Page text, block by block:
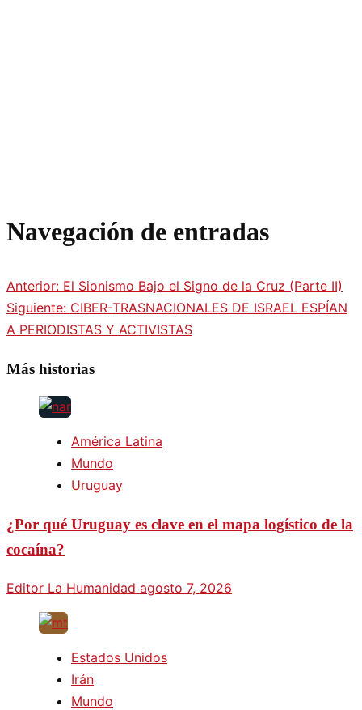
Navegación de entradas
Anterior: El Sionismo Bajo el Signo de la Cruz (Parte II)
Siguiente: CIBER-TRASNACIONALES DE ISRAEL ESPÍAN
A PERIODISTAS Y ACTIVISTAS
Más historias
América Latina
Mundo
Uruguay
¿Por qué Uruguay es clave en el mapa logístico de la
cocaína?
Editor La Humanidad agosto 7, 2026
Estados Unidos
Irán
Mundo